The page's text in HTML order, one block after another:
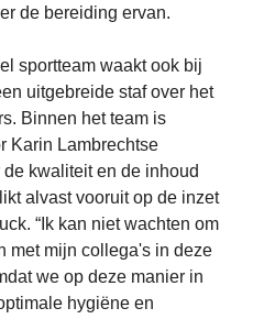
de bereiding ervan.
sportteam waakt ook bij
uitgebreide staf over het
Binnen het team is
Karin Lambrechtse
kwaliteit en de inhoud
alvast vooruit op de inzet
“Ik kan niet wachten om
met mijn collega's in deze
we op deze manier in
hygiëne en